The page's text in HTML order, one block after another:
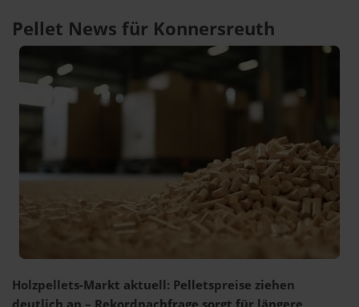
Pellet News für Konnersreuth
Holzpellets-Markt aktuell: Pelletspreise ziehen